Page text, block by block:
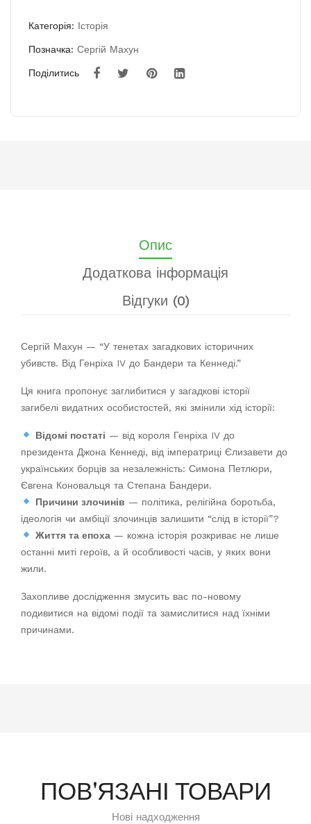
Категорія: Історія
Позначка: Сергій Махун
Поділитись
Опис
Додаткова інформація
Відгуки (0)
Сергій Махун — “У тенетах загадкових історичних
убивств. Від Генріха IV до Бандери та Кеннеді.”
Ця книга пропонує заглибитися у загадкові історії
загибелі видатних особистостей, які змінили хід історії:
Відомі постаті — від короля Генріха IV до
президента Джона Кеннеді, від імператриці Єлизавети до
українських борців за незалежність: Симона Петлюри,
Євгена Коновальця та Степана Бандери.
Причини злочинів — політика, релігійна боротьба,
ідеологія чи амбіції злочинців залишити “слід в історії”?
Життя та епоха— кожна історія розкриває не лише
останні миті героїв, а й особливості часів, у яких вони
жили.
Захопливе дослідження змусить вас по-новому
подивитися на відомі події та замислитися над їхніми
причинами.
ПОВ'ЯЗАНІ ТОВАРИ
Нові надходження